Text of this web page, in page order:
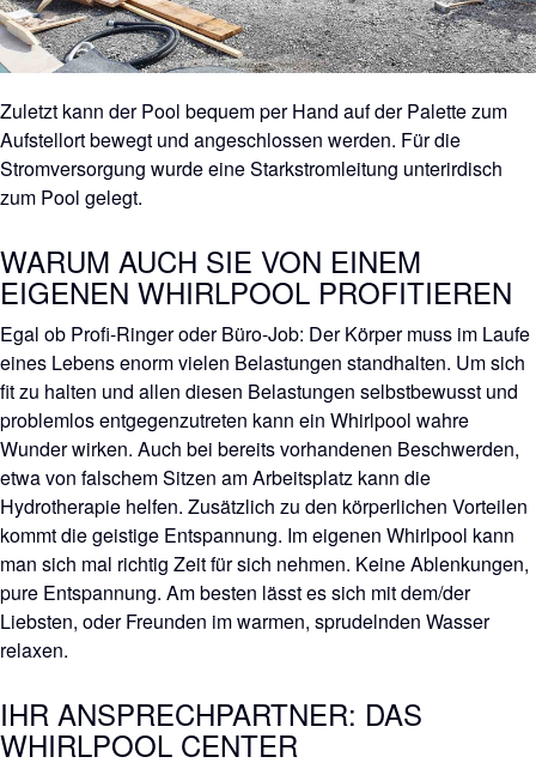
Zuletzt kann der Pool bequem per Hand auf der Palette zum
Aufstellort bewegt und angeschlossen werden. Für die
Stromversorgung wurde eine Starkstromleitung unterirdisch
zum Pool gelegt.
WARUM AUCH SIE VON EINEM
EIGENEN WHIRLPOOL PROFITIEREN
Egal ob Profi-Ringer oder Büro-Job: Der Körper muss im Laufe
eines Lebens enorm vielen Belastungen standhalten. Um sich
fit zu halten und allen diesen Belastungen selbstbewusst und
problemlos entgegenzutreten kann ein Whirlpool wahre
Wunder wirken. Auch bei bereits vorhandenen Beschwerden,
etwa von falschem Sitzen am Arbeitsplatz kann die
Hydrotherapie helfen. Zusätzlich zu den körperlichen Vorteilen
kommt die geistige Entspannung. Im eigenen Whirlpool kann
man sich mal richtig Zeit für sich nehmen. Keine Ablenkungen,
pure Entspannung. Am besten lässt es sich mit dem/der
Liebsten, oder Freunden im warmen, sprudelnden Wasser
relaxen.
IHR ANSPRECHPARTNER: DAS
WHIRLPOOL CENTER